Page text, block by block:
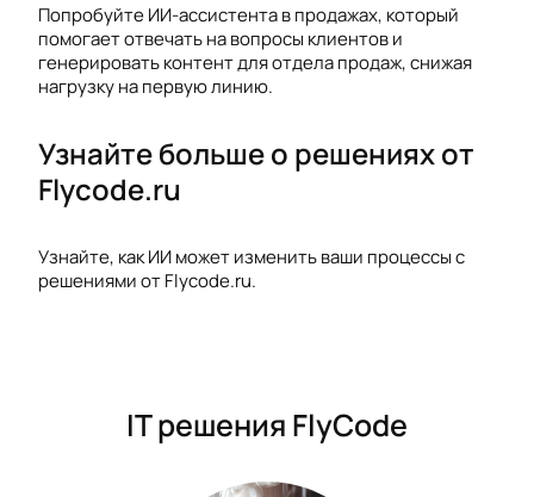
Попробуйте ИИ-ассистента в продажах, который
помогает отвечать на вопросы клиентов и
генерировать контент для отдела продаж, снижая
нагрузку на первую линию.
Узнайте больше о решениях от
Flycode.ru
Узнайте, как ИИ может изменить ваши процессы с
решениями от Flycode.ru.
IT решения FlyCode